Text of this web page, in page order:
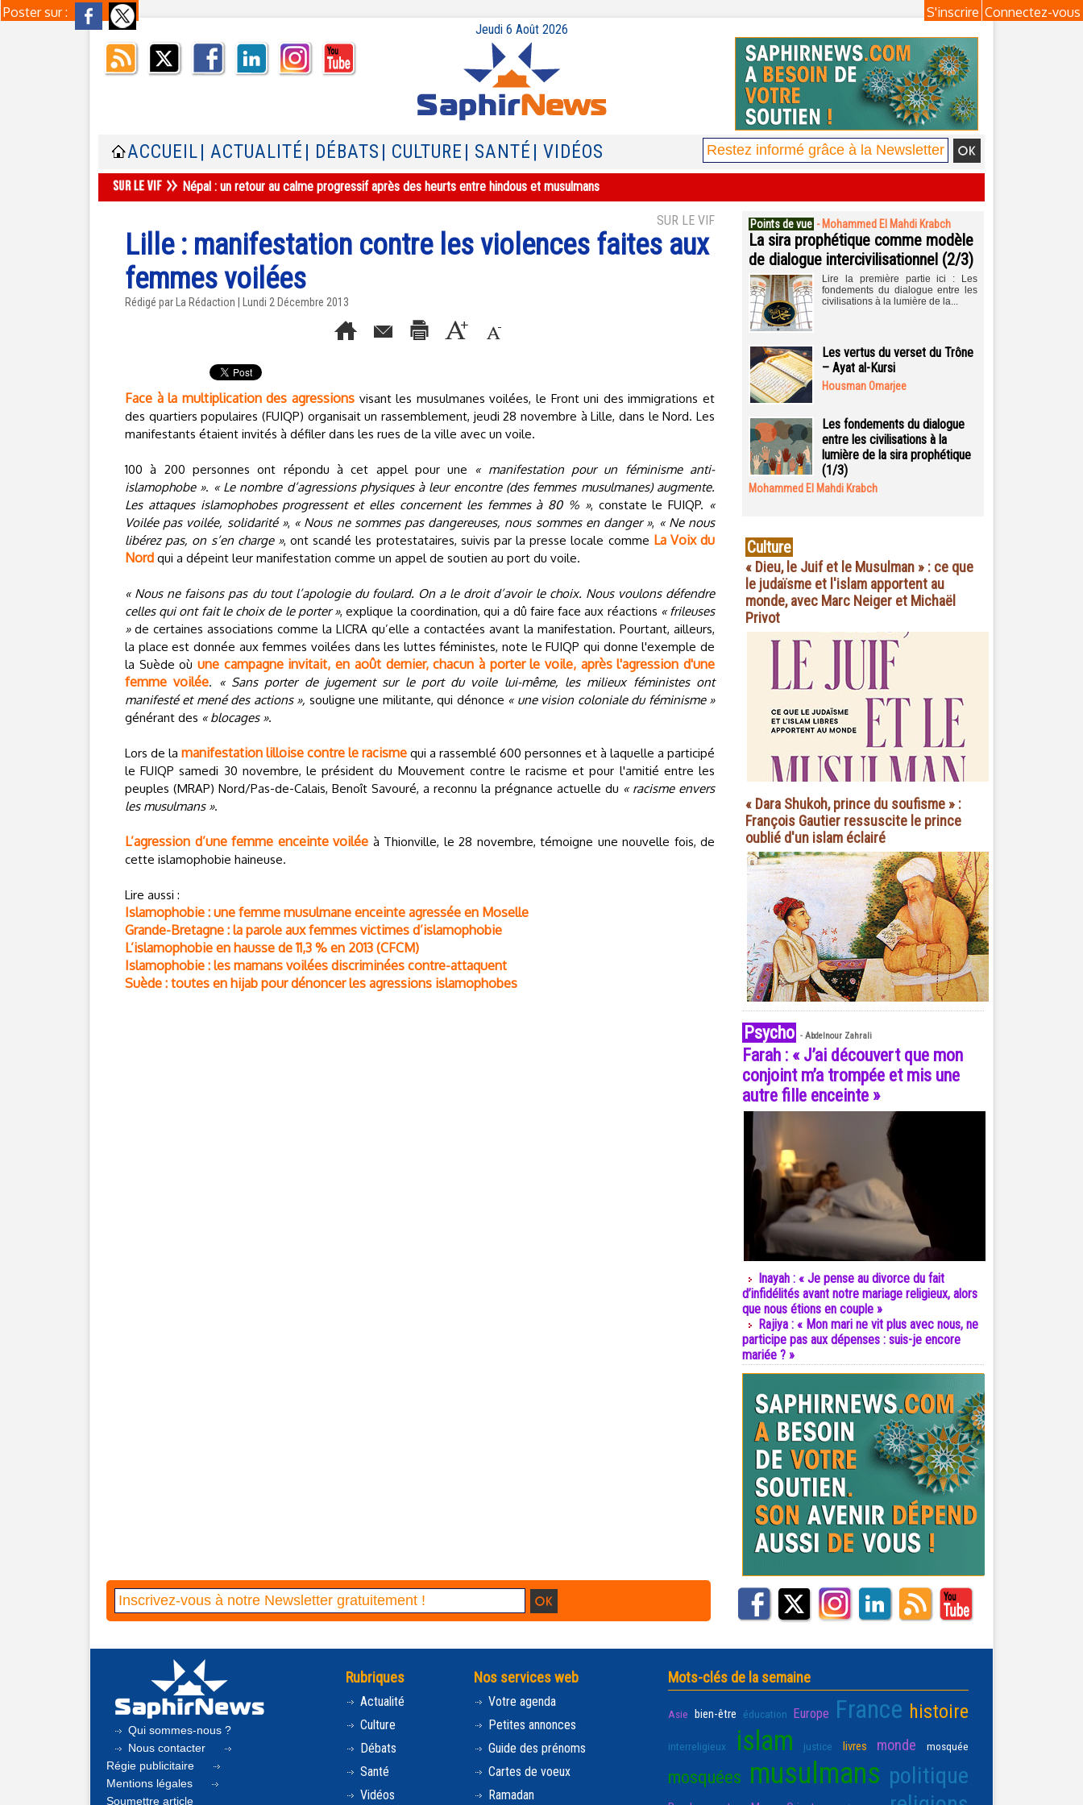
Poster sur : Connectez-vous
S'inscrire
Jeudi 6 Août 2026
ACCUEIL | ACTUALITÉ | DÉBATS | CULTURE | SANTÉ | VIDÉOS
Népal : un retour au calme progressif après des heurts entre hindous et musulmans
SUR LE VIF
Lille : manifestation contre les violences faites aux
femmes voilées
Rédigé par La Rédaction | Lundi 2 Décembre 2013
Face à la multiplication des agressions visant les musulmanes voilées, le Front uni des immigrations et
des quartiers populaires (FUIQP) organisait un rassemblement, jeudi 28 novembre à Lille, dans le Nord. Les
manifestants étaient invités à défiler dans les rues de la ville avec un voile.
100 à 200 personnes ont répondu à cet appel pour une « manifestation pour un féminisme anti-
islamophobe ». « Le nombre d’agressions physiques à leur encontre (des femmes musulmanes) augmente.
Les attaques islamophobes progressent et elles concernent les femmes à 80 % », constate le FUIQP. «
Voilée pas voilée, solidarité », « Nous ne sommes pas dangereuses, nous sommes en danger », « Ne nous
libérez pas, on s’en charge », ont scandé les protestataires, suivis par la presse locale comme La Voix du
Nord qui a dépeint leur manifestation comme un appel de soutien au port du voile.
« Nous ne faisons pas du tout l’apologie du foulard. On a le droit d’avoir le choix. Nous voulons défendre
celles qui ont fait le choix de le porter », explique la coordination, qui a dû faire face aux réactions « frileuses
»de certaines associations comme la LICRA qu’elle a contactées avant la manifestation. Pourtant, ailleurs,
la place est donnée aux femmes voilées dans les luttes féministes, note le FUIQP qui donne l'exemple de
la Suède oùune campagne invitait, en août dernier, chacun à porter le voile, après l'agression d'une
femme voilée.
« Sans porter de jugement sur le port du voile lui-même, les milieux féministes ont
manifesté et mené des actions », souligne une militante, qui dénonce « une vision coloniale du féminisme »
générant des « blocages ».
Lors de la manifestation lilloise contre le racisme qui a rassemblé 600 personnes et à laquelle a participé
le FUIQP samedi 30 novembre, le président du Mouvement contre le racisme et pour l'amitié entre les
peuples (MRAP) Nord/Pas-de-Calais, Benoît Savouré, a reconnu la prégnance actuelle du « racisme envers
les musulmans ».
L’agression d’une femme enceinte voilée à Thionville, le 28 novembre, témoigne une nouvelle fois, de
cette islamophobie haineuse.
Lire aussi :
Islamophobie : une femme musulmane enceinte agressée en Moselle
Grande-Bretagne : la parole aux femmes victimes d’islamophobie
L’islamophobie en hausse de 11,3 % en 2013 (CFCM)
Islamophobie : les mamans voilées discriminées contre-attaquent
Suède : toutes en hijab pour dénoncer les agressions islamophobes
Points de vue - Mohammed El Mahdi Krabch
La sira prophétique comme modèle
de dialogue intercivilisationnel (2/3)
Lire la première partie ici : Les
fondements du dialogue entre les
civilisations à la lumière de la...
Les vertus du verset du Trône
– Ayat al-Kursi
Housman Omarjee
Les fondements du dialogue
entre les civilisations à la
lumière de la sira prophétique
(1/3)
Mohammed El Mahdi Krabch
Culture
« Dieu, le Juif et le Musulman » : ce que
le judaïsme et l'islam apportent au
monde, avec Marc Neiger et Michaël
Privot
« Dara Shukoh, prince du soufisme » :
François Gautier ressuscite le prince
oublié d'un islam éclairé
Psycho - Abdelnour Zahrali
Farah : « J’ai découvert que mon
conjoint m’a trompée et mis une
autre fille enceinte »
Inayah : « Je pense au divorce du fait
d’infidélités avant notre mariage religieux, alors
que nous étions en couple »
Rajiya : « Mon mari ne vit plus avec nous, ne
participe pas aux dépenses : suis-je encore
mariée ? »
Qui sommes-nous ?
Nous contacter
Régie publicitaire
Mentions légales
Soumettre article
Rubriques
Actualité
Culture
Débats
Santé
Vidéos
Nos services web
Votre agenda
Petites annonces
Guide des prénoms
Cartes de voeux
Ramadan
Mots-clés de la semaine
Asie bien-être éducation Europe France histoire
interreligieux islam justice livres monde mosquée
mosquées musulmans politique